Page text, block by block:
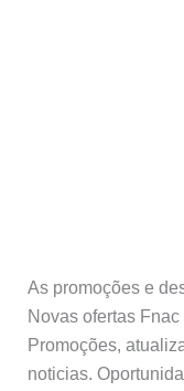
As promoções e
Novas ofertas
Promoções,
noticias.